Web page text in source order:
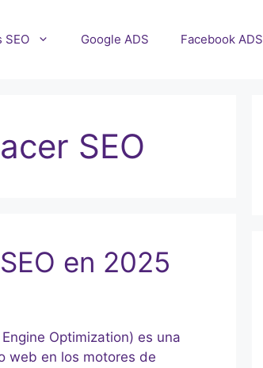
SEO Google ADS Facebook ADS
SEO
en 2025
Optimization) es una
web en los motores de